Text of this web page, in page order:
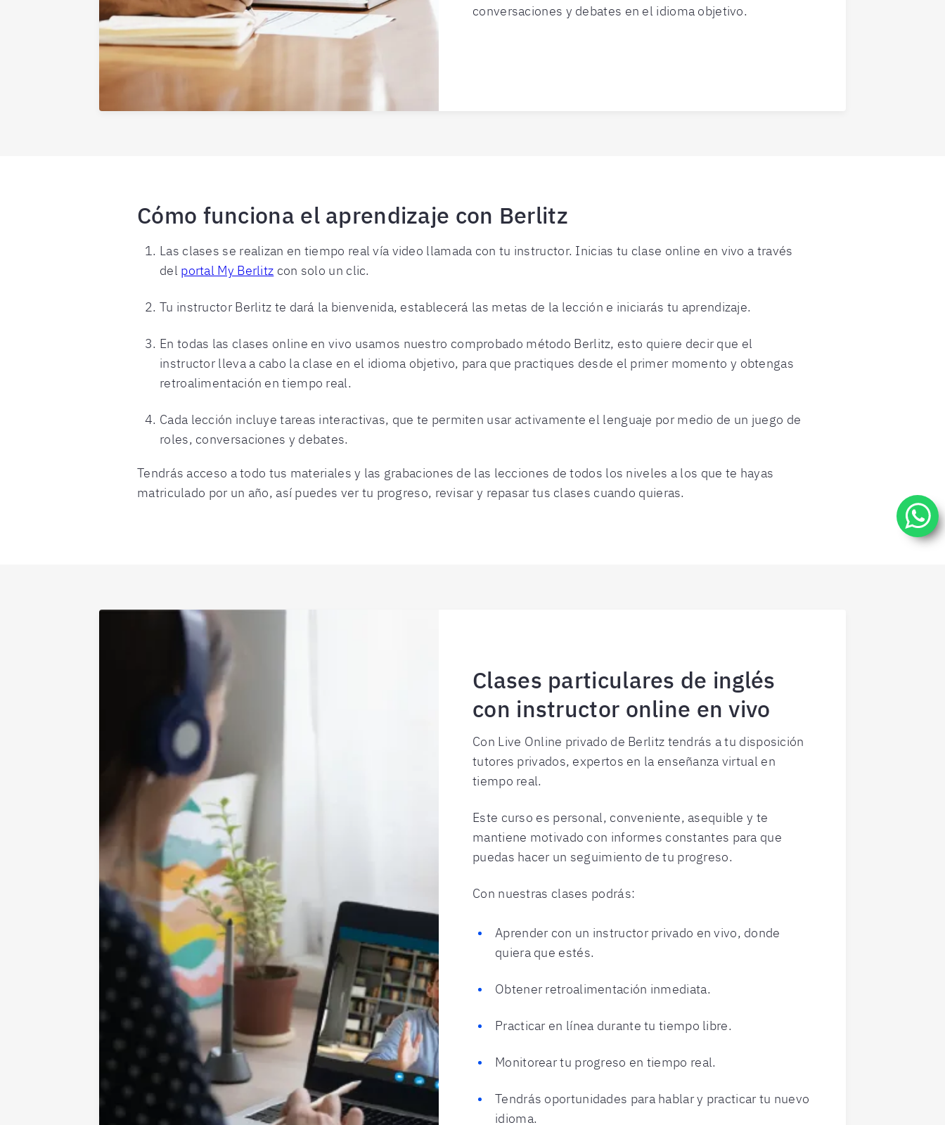
conversaciones y debates en el idioma objetivo.
Cómo funciona el aprendizaje con Berlitz
Las clases se realizan en tiempo real vía video llamada con tu instructor. Inicias tu clase online en vivo a través
del portal My Berlitz con solo un clic.
Tu instructor Berlitz te dará la bienvenida, establecerá las metas de la lección e iniciarás tu aprendizaje.
En todas las clases online en vivo usamos nuestro comprobado método Berlitz, esto quiere decir que el
instructor lleva a cabo la clase en el idioma objetivo, para que practiques desde el primer momento y obtengas
retroalimentación en tiempo real.
Cada lección incluye tareas interactivas, que te permiten usar activamente el lenguaje por medio de un juego de
roles, conversaciones y debates.
Tendrás acceso a todo tus materiales y las grabaciones de las lecciones de todos los niveles a los que te hayas
matriculado por un año, así puedes ver tu progreso, revisar y repasar tus clases cuando quieras.
Clases particulares de inglés
con instructor online en vivo
Con Live Online privado de Berlitz tendrás a tu disposición
tutores privados, expertos en la enseñanza virtual en
tiempo real.
Este curso es personal, conveniente, asequible y te
mantiene motivado con informes constantes para que
puedas hacer un seguimiento de tu progreso.
Con nuestras clases podrás:
Aprender con un instructor privado en vivo, donde
quiera que estés.
Obtener retroalimentación inmediata.
Practicar en línea durante tu tiempo libre.
Monitorear tu progreso en tiempo real.
Tendrás oportunidades para hablar y practicar tu nuevo
idioma.